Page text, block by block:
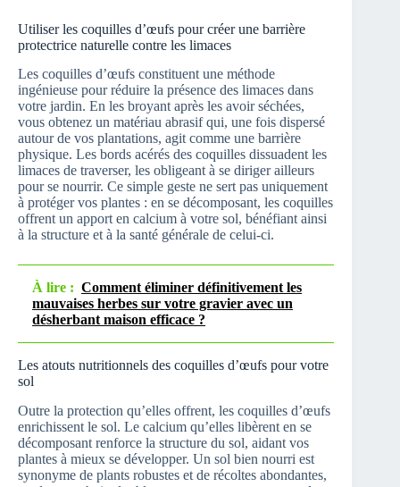
Utiliser les coquilles d’œufs pour créer une barrière
protectrice naturelle contre les limaces
Les coquilles d’œufs constituent une méthode
ingénieuse pour réduire la présence des limaces dans
votre jardin. En les broyant après les avoir séchées,
vous obtenez un matériau abrasif qui, une fois dispersé
autour de vos plantations, agit comme une barrière
physique. Les bords acérés des coquilles dissuadent les
limaces de traverser, les obligeant à se diriger ailleurs
pour se nourrir. Ce simple geste ne sert pas uniquement
à protéger vos plantes : en se décomposant, les coquilles
offrent un apport en calcium à votre sol, bénéfiant ainsi
à la structure et à la santé générale de celui-ci.
À lire : Comment éliminer définitivement les
mauvaises herbes sur votre gravier avec un
désherbant maison efficace ?
Les atouts nutritionnels des coquilles d’œufs pour votre
sol
Outre la protection qu’elles offrent, les coquilles d’œufs
enrichissent le sol. Le calcium qu’elles libèrent en se
décomposant renforce la structure du sol, aidant vos
plantes à mieux se développer. Un sol bien nourri est
synonyme de plants robustes et de récoltes abondantes,